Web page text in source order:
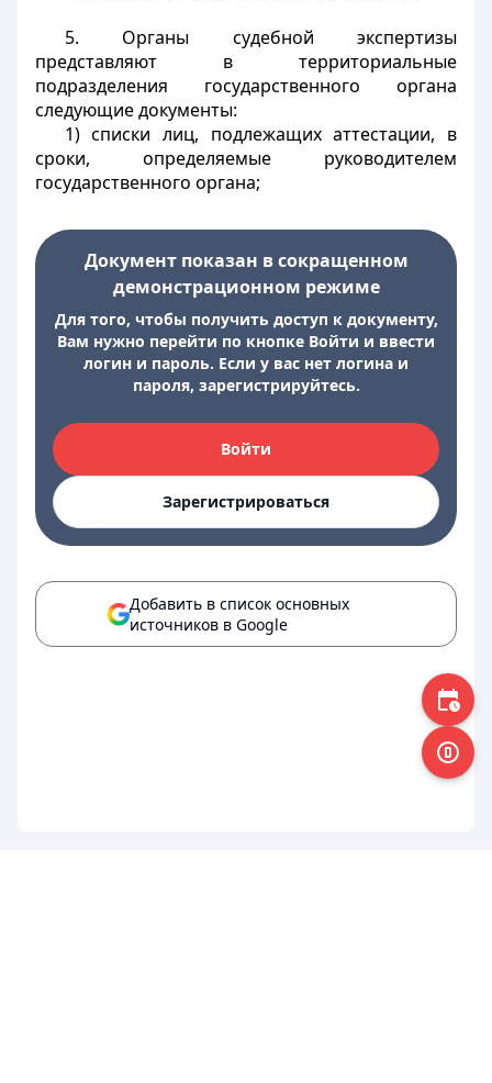
5. Органы судебной экспертизы
представляют в территориальные
подразделения государственного органа
следующие документы:
1) списки лиц, подлежащих аттестации, в
сроки, определяемые руководителем
государственного органа;
Документ показан в сокращенном
демонстрационном режиме
Для того, чтобы получить доступ к документу,
Вам нужно перейти по кнопке Войти и ввести
логин и пароль. Если у вас нет логина и
пароля, зарегистрируйтесь.
Войти
Зарегистрироваться
Добавить в список основных
источников в Google